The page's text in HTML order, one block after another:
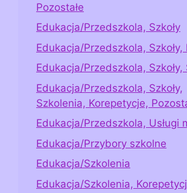
Pozostałe
Edukacja/Przedszkola, Szkoły
Edukacja/Przedszkola, Szkoły,
Edukacja/Przedszkola, Szkoły,
Edukacja/Przedszkola, Szkoły,
Szkolenia, Korepetycje,
Edukacja/Przedszkola, Usługi
Edukacja/Przybory szkolne
Edukacja/Szkolenia
Edukacja/Szkolenia,